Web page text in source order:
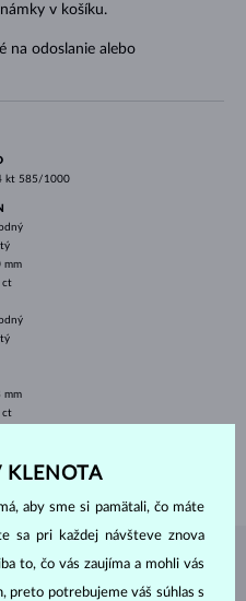
v košíku.
na odoslanie alebo
kt 585/1000
mm
ct
mm
ct
KLENOTA
KLENOTA
aby sme si pamätali, čo máte
sa pri každej návšteve znova
to, čo vás zaujíma a mohli vás
preto potrebujeme váš súhlas s